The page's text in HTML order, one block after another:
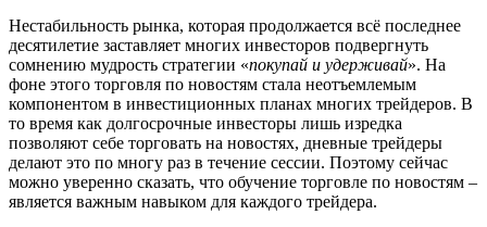
Нестабильность рынка, которая продолжается всё последнее
десятилетие заставляет многих инвесторов подвергнуть
сомнению мудрость стратегии «покупай и удерживай». На
фоне этого торговля по новостям стала неотъемлемым
компонентом в инвестиционных планах многих трейдеров. В
то время как долгосрочные инвесторы лишь изредка
позволяют себе торговать на новостях, дневные трейдеры
делают это по многу раз в течение сессии. Поэтому сейчас
можно уверенно сказать, что обучение торговле по новостям –
является важным навыком для каждого трейдера.